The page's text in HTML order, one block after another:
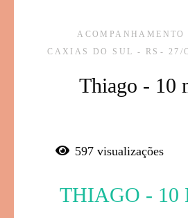
ACOMPANHAMENTO
CAXIAS DO SUL - RS
27/
Thiago - 10
597 visualizações
THIAGO - 10